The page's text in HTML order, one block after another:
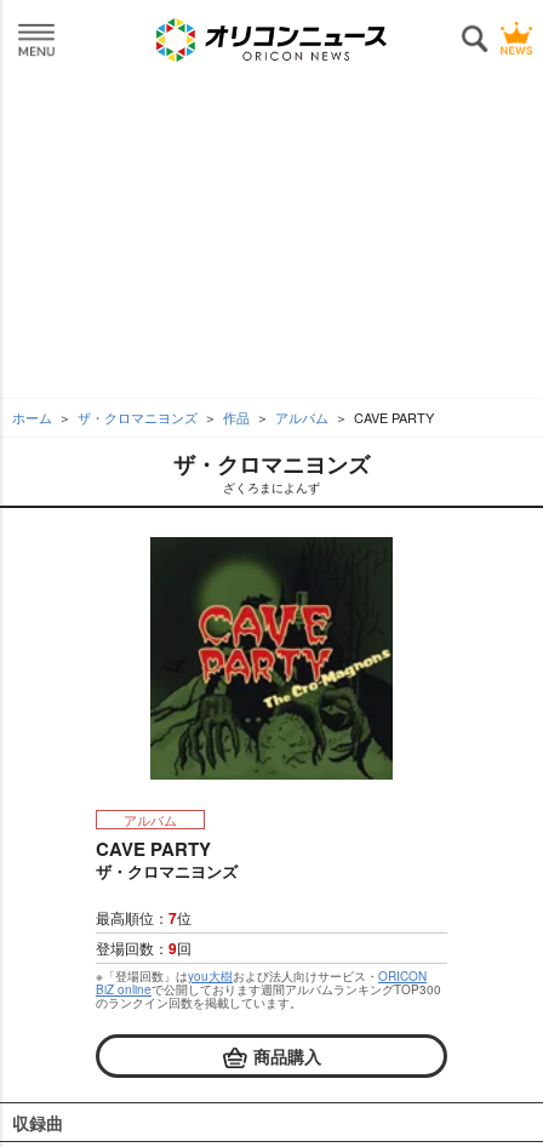
ホーム ザ・クロマニヨンズ 作品 アルバム CAVE PARTY
ザ・クロマニヨンズ
ざくろまによんず
アルバム
CAVE PARTY
ザ・クロマニヨンズ
最高順位： 7位
登場回数： 9回
※「登場回数」はyou大樹および法人向けサービス・ ORICON
BiZ onlineで公開しております週間アルバムランキングTOP300
のランクイン回数を掲載しています。
商品購入
収録曲